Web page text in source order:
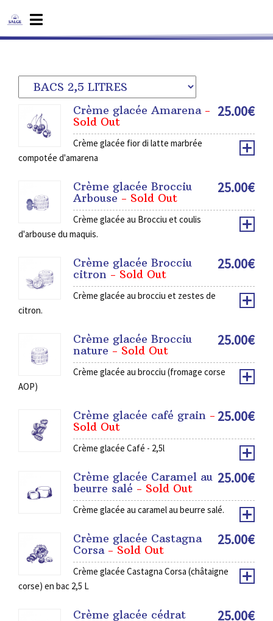
Crème glacée Amarena -
Sold Out
25.00€
Crème glacée fior di latte marbrée
compotée d'amarena
Crème glacée Brocciu
Arbouse - Sold Out
25.00€
Crème glacée au Brocciu et coulis
d'arbouse du maquis.
Crème glacée Brocciu
citron - Sold Out
25.00€
Crème glacée au brocciu et zestes de
citron.
Crème glacée Brocciu
nature - Sold Out
25.00€
Crème glacée au brocciu (fromage corse
AOP)
Crème glacée café grain -
Sold Out
25.00€
Crème glacée Café - 2,5l
Crème glacée Caramel au
beurre salé - Sold Out
25.00€
Crème glacée au caramel au beurre salé.
Crème glacée Castagna
Corsa - Sold Out
25.00€
Crème glacée Castagna Corsa (châtaigne
corse) en bac 2,5 L
Crème glacée cédrat
25.00€